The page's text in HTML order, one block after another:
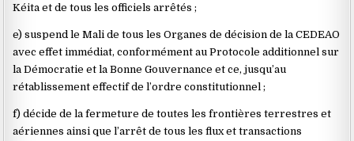
Kéita et de tous les officiels arrêtés ;
e) suspend le Mali de tous les Organes de décision de la CEDEAO
avec effet immédiat, conformément au Protocole additionnel sur
la Démocratie et la Bonne Gouvernance et ce, jusqu’au
rétablissement effectif de l’ordre constitutionnel ;
f) décide de la fermeture de toutes les frontières terrestres et
aériennes ainsi que l’arrêt de tous les flux et transactions